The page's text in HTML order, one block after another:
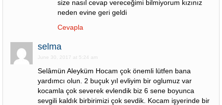
size nasıl cevap vereceğimi bilmiyorum kızınız
neden evine geri geldi
Cevapla
selma
June 30, 2017 at 5:24 am
Selâmün Aleyküm Hocam çok önemli lütfen bana
yardımcı olun. 2 buçuk yıl evliyim bir oglumuz var
kocamla çok severek evlendik biz 6 sene boyunca
sevgili kaldık birbirimizi çok sevdik. Kocam işyerinde bir